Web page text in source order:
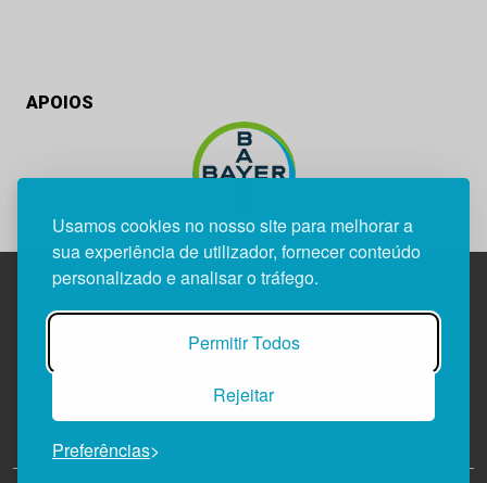
Usamos cookies no nosso site para melhorar a
sua experiência de utilizador, fornecer conteúdo
personalizado e analisar o tráfego.
Permitir Todos
Rejeitar
Preferências
APOIOS
Edif. Lisboa Oriente | Av. Infante D. Henrique, n.º 333H, esc.
1800-282 Lisboa | Portugal